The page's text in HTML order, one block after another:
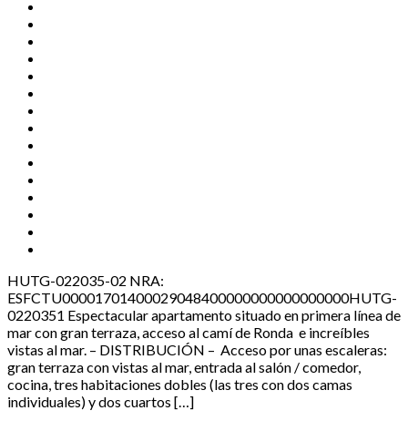
HUTG-022035-02 NRA:
ESFCTU00001701400029048400000000000000000HUTG-
0220351 Espectacular apartamento situado en primera línea de
mar con gran terraza, acceso al camí de Ronda e increíbles
vistas al mar. – DISTRIBUCIÓN – Acceso por unas escaleras:
gran terraza con vistas al mar, entrada al salón / comedor,
cocina, tres habitaciones dobles (las tres con dos camas
individuales) y dos cuartos […]